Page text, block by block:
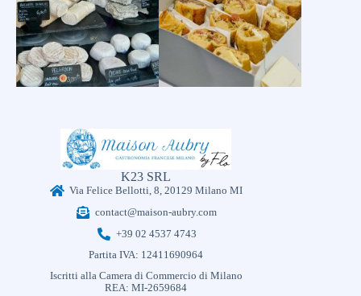
K23 SRL
Via Felice Bellotti, 8, 20129 Milano MI
contact@maison-aubry.com
+39 02 4537 4743
Partita IVA: 12411690964
Iscritti alla Camera di Commercio di Milano
REA: MI-2659684